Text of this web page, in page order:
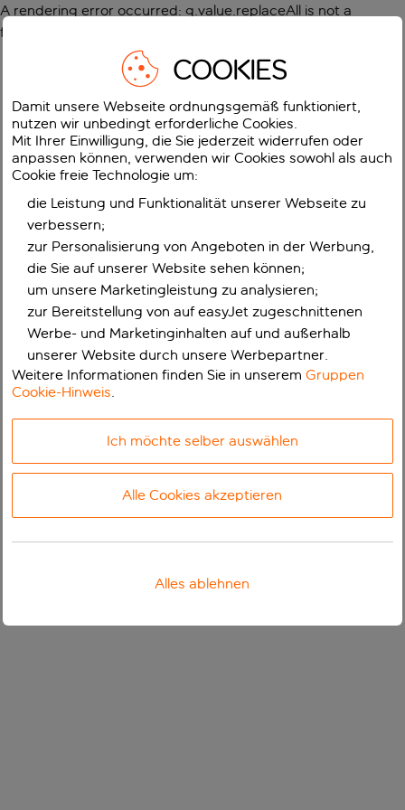
A rendering error occurred: g.value.replaceAll is not a
function
COOKIES
Damit unsere Webseite ordnungsgemäß funktioniert,
nutzen wir unbedingt erforderliche Cookies.
Mit Ihrer Einwilligung, die Sie jederzeit widerrufen oder
anpassen können, verwenden wir Cookies sowohl als auch
Cookie freie Technologie um:
die Leistung und Funktionalität unserer Webseite zu
verbessern;
zur Personalisierung von Angeboten in der Werbung,
die Sie auf unserer Website sehen können;
um unsere Marketingleistung zu analysieren;
zur Bereitstellung von auf easyJet zugeschnittenen
Werbe- und Marketinginhalten auf und außerhalb
unserer Website durch unsere Werbepartner.
Weitere Informationen finden Sie in unseremGruppen
Cookie-Hinweis.
Ich möchte selber auswählen
Alle Cookies akzeptieren
Alles ablehnen